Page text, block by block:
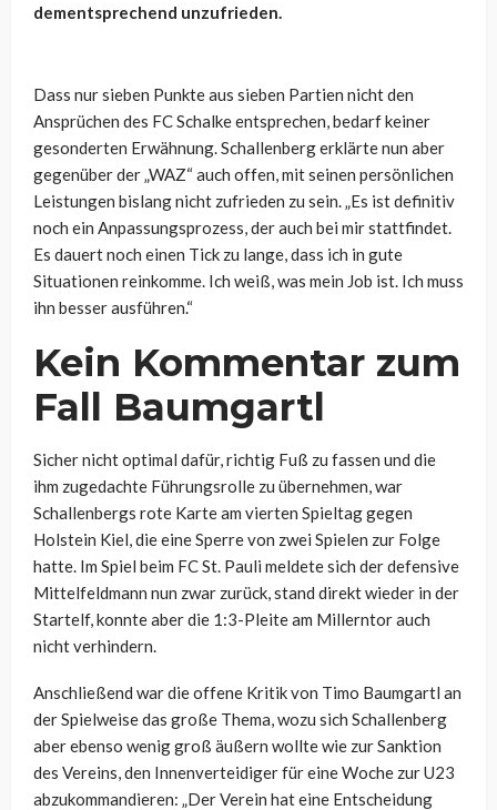
dementsprechend unzufrieden.
Dass nur sieben Punkte aus sieben Partien nicht den
Ansprüchen des FC Schalke entsprechen, bedarf keiner
gesonderten Erwähnung. Schallenberg erklärte nun aber
gegenüber der „WAZ“ auch offen, mit seinen persönlichen
Leistungen bislang nicht zufrieden zu sein.„Es ist definitiv
noch ein Anpassungsprozess, der auch bei mir stattfindet.
Es dauert noch einen Tick zu lange, dass ich in gute
Situationen reinkomme. Ich weiß, was mein Job ist. Ich muss
ihn besser ausführen.“
Kein Kommentar zum
Fall Baumgartl
Sicher nicht optimal dafür, richtig Fuß zu fassen und die
ihm zugedachte Führungsrolle zu übernehmen, war
Schallenbergs rote Karte am vierten Spieltag gegen
Holstein Kiel, die eine Sperre von zwei Spielen zur Folge
hatte. Im Spiel beim FC St. Pauli meldete sich der defensive
Mittelfeldmann nun zwar zurück, stand direkt wieder in der
Startelf, konnte aber die 1:3-Pleite am Millerntor auch
nicht verhindern.
Anschließend war die offene Kritik von Timo Baumgartl an
der Spielweise das große Thema, wozu sich Schallenberg
aber ebenso wenig groß äußern wollte wie zur Sanktion
des Vereins, den Innenverteidiger für eine Woche zur U23
abzukommandieren: „Der Verein hat eine Entscheidung